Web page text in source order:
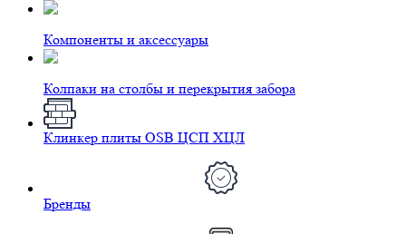
Компоненты и аксессуары
Колпаки на столбы и перекрытия забора
Клинкер плиты OSB ЦСП ХЦЛ
Бренды